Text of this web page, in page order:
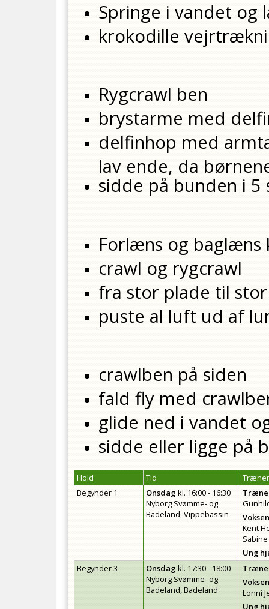
Springe i vandet og
krokodille
Rygcrawl ben
brystarme med
delfinhop med
lav ende, da
sidde på bunden i 5
Forlæns og
crawl og rygcrawl
fra stor plade til
puste al luft ud af
crawlben på siden
fald fly med
glide ned i vandet
sidde eller ligge på
Hold Tid
Begynder 1
Onsdag kl. 16:00 - 16:30
Nyborg Svømme- og
Badeland, Vippebassin
Kent
Ung
Begynder 3
Onsdag kl. 17:30 - 18:00
Nyborg Svømme- og
Badeland, Badeland
Lonni